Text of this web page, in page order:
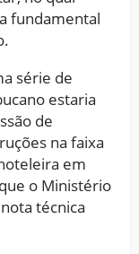
fundamental
série de
estaria
de
na faixa
em
o Ministério
técnica